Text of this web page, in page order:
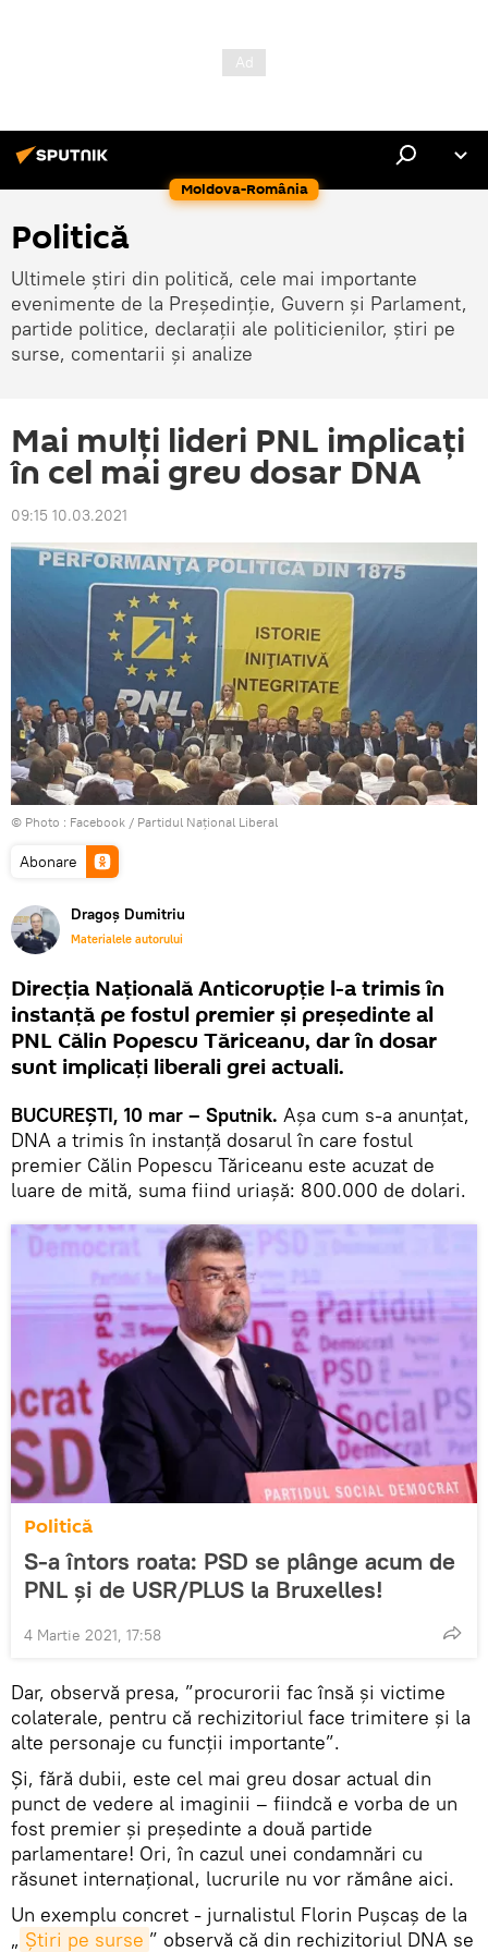
Moldova-România
Politică
Ultimele știri din politică, cele mai importante
evenimente de la Președinție, Guvern și Parlament,
partide politice, declarații ale politicienilor, știri pe
surse, comentarii și analize
Mai mulți lideri PNL implicați
în cel mai greu dosar DNA
09:15 10.03.2021
© Photo : Facebook / Partidul Naţional Liberal
Abonare
Dragoș Dumitriu
Materialele autorului
Direcția Națională Anticorupție l-a trimis în
instanță pe fostul premier și președinte al
PNL Călin Popescu Tăriceanu, dar în dosar
sunt implicați liberali grei actuali.
BUCUREȘTI, 10 mar – Sputnik. Așa cum s-a anunțat,
DNA a trimis în instanță dosarul în care fostul
premier Călin Popescu Tăriceanu este acuzat de
luare de mită, suma fiind uriașă: 800.000 de dolari.
Politică
S-a întors roata: PSD se plânge acum de
PNL și de USR/PLUS la Bruxelles!
4 Martie 2021, 17:58
Dar, observă presa, ”procurorii fac însă şi victime
colaterale, pentru că rechizitoriul face trimitere şi la
alte personaje cu funcţii importante”.
Și, fără dubii, este cel mai greu dosar actual din
punct de vedere al imaginii – fiindcă e vorba de un
fost premier și președinte a două partide
parlamentare! Ori, în cazul unei condamnări cu
răsunet internațional, lucrurile nu vor rămâne aici.
Un exemplu concret - jurnalistul Florin Pușcaș de la
„ Știri pe surse ” observă că din rechizitoriul DNA se